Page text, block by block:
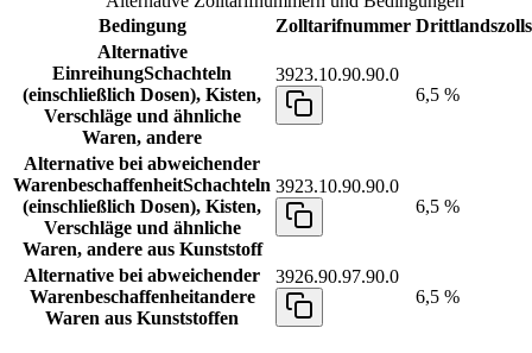
Bedingung
Zolltarifnummer
Alternative
EinreihungSchachteln
(einschließlich Dosen), Kisten,
Verschläge und ähnliche
Waren, andere
3923.10.90.90.0
6,5 %
Alternative bei abweichender
WarenbeschaffenheitSchachteln
(einschließlich Dosen), Kisten,
Verschläge und ähnliche
Waren, andere aus Kunststoff
3923.10.90.90.0
6,5 %
Alternative bei abweichender
Warenbeschaffenheitandere
Waren aus Kunststoffen
3926.90.97.90.0
6,5 %